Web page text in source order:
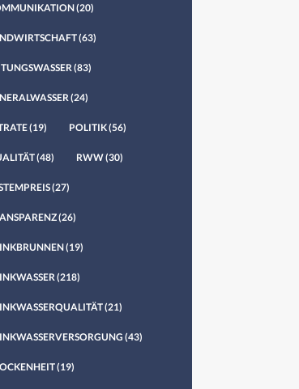
(20)
(63)
(83)
(24)
(19) POLITIK(56)
(48) RWW(30)
(27)
(26)
(19)
(218)
(21)
(43)
(19)